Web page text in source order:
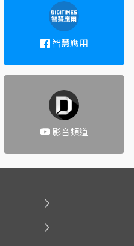
智慧應用
影音頻道